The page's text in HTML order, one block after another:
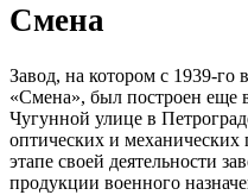
Смена
Завод, на котором с 1939-го
«Смена», был построен еще
Чугунной улице в
оптических и механических
этапе своей деятельности
продукции военного